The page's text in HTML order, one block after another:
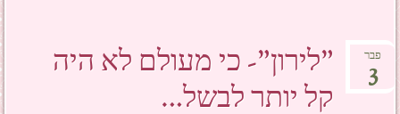
"לירון"- כי מעולם לא היה
קל יותר לבשל…
פבר
3